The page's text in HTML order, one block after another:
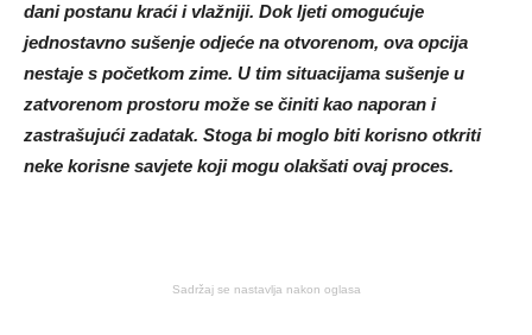
dani postanu kraći i vlažniji. Dok ljeti omogućuje
jednostavno sušenje odjeće na otvorenom, ova opcija
nestaje s početkom zime. U tim situacijama sušenje u
zatvorenom prostoru može se činiti kao naporan i
zastrašujući zadatak. Stoga bi moglo biti korisno otkriti
neke korisne savjete koji mogu olakšati ovaj proces.
Sadržaj se nastavlja nakon oglasa